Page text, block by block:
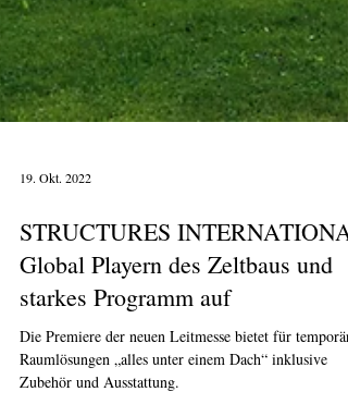
19. Okt. 2022
STRUCTURES
Global Playern des Zeltbaus und
starkes Programm auf